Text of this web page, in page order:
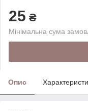
25 ₴
Мінімальна сума
Опис